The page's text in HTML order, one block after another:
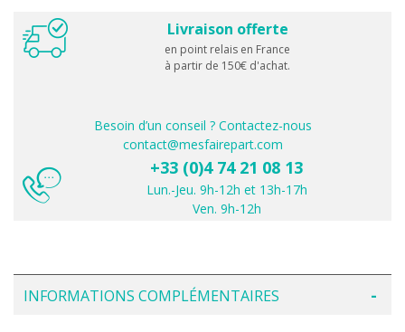
Livraison offerte
en point relais en France
à partir de 150€ d'achat.
Besoin d’un conseil ? Contactez-nous
contact@mesfairepart.com
+33 (0)4 74 21 08 13
Lun.-Jeu. 9h-12h et 13h-17h
Ven. 9h-12h
INFORMATIONS COMPLÉMENTAIRES